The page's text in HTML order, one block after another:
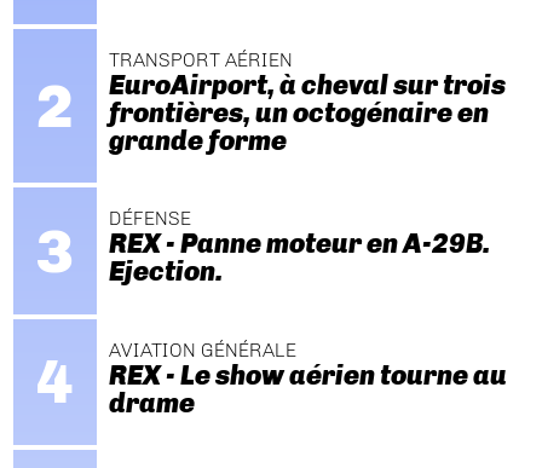
TRANSPORT AÉRIEN
EuroAirport, à cheval sur trois
frontières, un octogénaire en
grande forme
DÉFENSE
REX - Panne moteur en A-29B.
Ejection.
AVIATION GÉNÉRALE
REX - Le show aérien tourne au
drame